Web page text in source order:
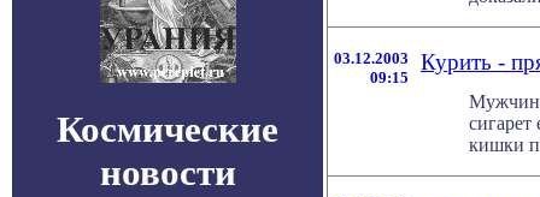
Космические
новости
03.12.2003
09:15
Курить -
кишки